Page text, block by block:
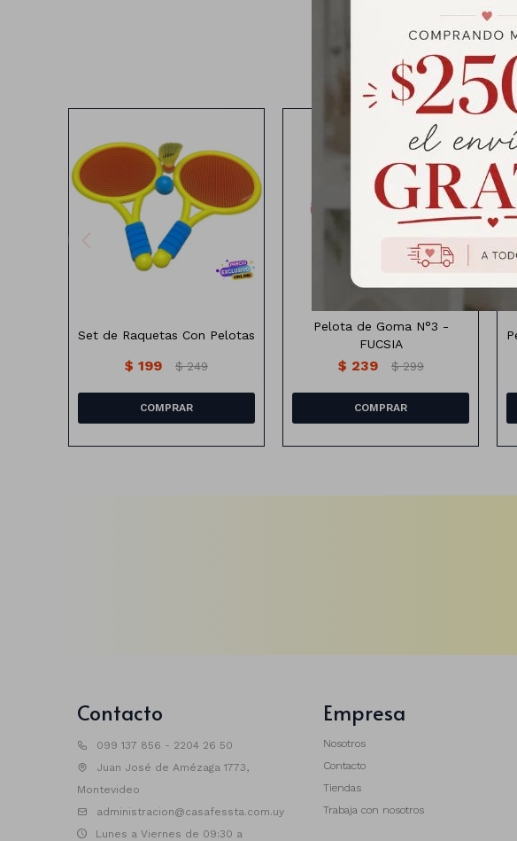
Set de raquetas mas pelota
Set de Raquetas Con Pelotas
$ 199 $ 249
18 CM
Pelota de Goma N°3 -
FUCSIA
$ 239 $ 299
Contacto
099 137 856 - 2204 26 50
Juan José de Amézaga 1773,
Montevideo
administracion@casafessta.com.uy
Lunes a Viernes de 09:30 a
Empresa
Nosotros
Contacto
Tiendas
Trabaja con nosotros